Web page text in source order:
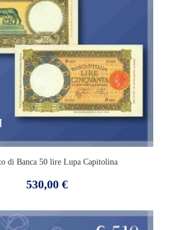
di Banca 50 lire Lupa Capitolina
Prezzo
530,00 €